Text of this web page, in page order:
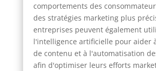
comportements des
des stratégies marketing plus
entreprises peuvent également
l'intelligence artificielle pour aider
de contenu et à l'automatisation
afin d'optimiser leurs efforts